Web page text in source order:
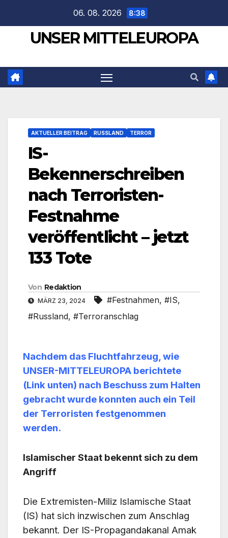
springen
06. 08. 2026 8:38
UNSER MITTELEUROPA
AKTUELLER BEITRAG RUSSLAND TERROR
IS-
Bekennerschreiben
nach Terroristen-
Festnahme
veröffentlicht – jetzt
133 Tote
Von Redaktion
MÄRZ 23, 2024 #Festnahmen, #IS,
#Russland, #Terroranschlag
Nachdem das Fluchtfahrzeug, wie
UNSER-MITTELEUROPA berichtete
(Link unten) nach Beschuss zum Halten
gebracht wurde konnten auch ein Teil
der Terroristen festgenommen
werden.
Islamischer Staat bekennt sich zu dem
Angriff
Die Extremisten-Miliz Islamische Staat
(IS) hat sich inzwischen zum Anschlag
bekannt. Der IS-Propagandakanal Amak